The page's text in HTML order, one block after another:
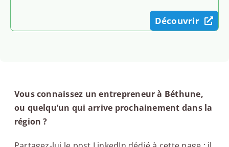
Découvrir
Vous connaissez un entrepreneur à Béthune,
ou quelqu’un qui arrive prochainement dans la
région ?